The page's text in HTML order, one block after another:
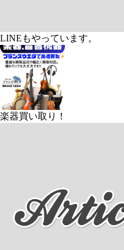
LINEもやっています。
楽器買い取り！